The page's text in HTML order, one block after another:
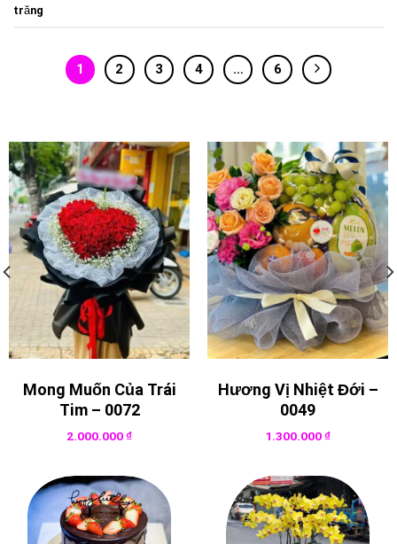
trăng
1 2 3 4 … 6
Mong Muốn Của Trái
Tim – 0072
2.000.000₫
Hương Vị Nhiệt Đới –
0049
1.300.000₫